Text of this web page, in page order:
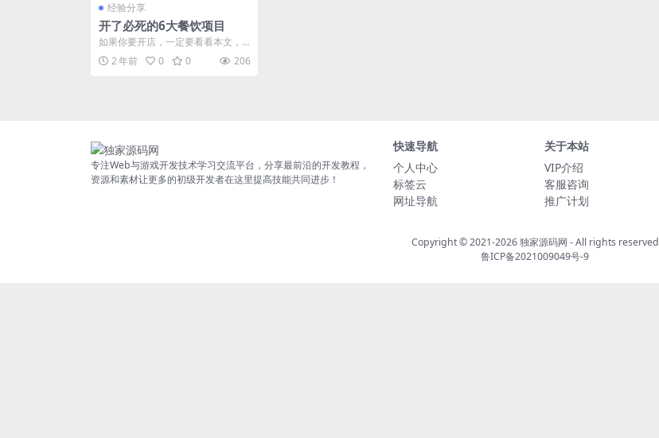
经验分享
开了必死的6大餐饮项目
如果你要开店，一定要看看本文，
记得点赞关注我哦！ 开店必死一：
零食店 现在的零食...
2 年前 0 0 206
专注Web与游戏开发技术学习交流平台，分享最前沿的开发教程，
资源和素材让更多的初级开发者在这里提高技能共同进步！
快速导航
个人中心
标签云
网址导航
关于本站
VIP介绍
客服咨询
推广计划
Copyright © 2021-2026独家源码网 - All rights reserved
鲁ICP备2021009049号-9